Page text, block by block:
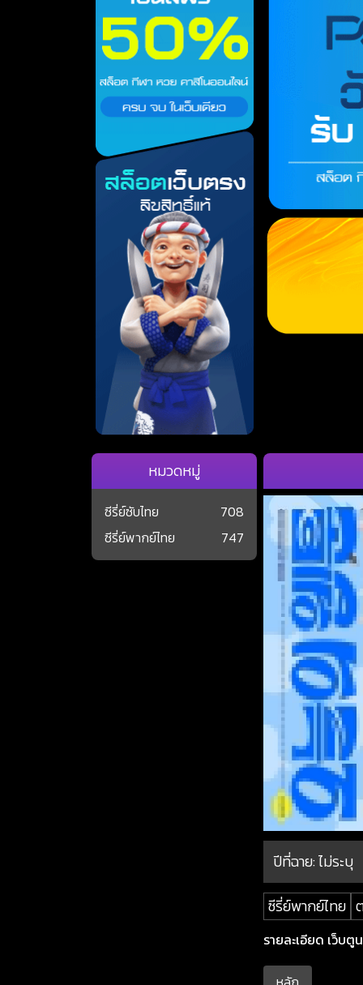
ปีที่ฉาย:ไม่ระบุ
ซีรี่ย์พากย์ไทย
รายละเอียด เว็บ
หมวดหมู่
ซีรี่ย์ซับไทย
708
ซีรี่ย์พากย์ไทย
747